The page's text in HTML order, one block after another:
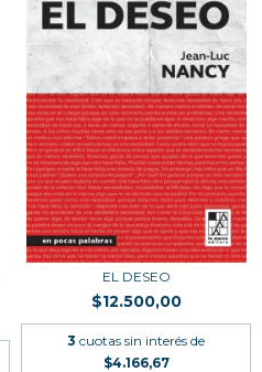
EL DESEO
$12.500,00
3 cuotas sin interés de
$4.166,67